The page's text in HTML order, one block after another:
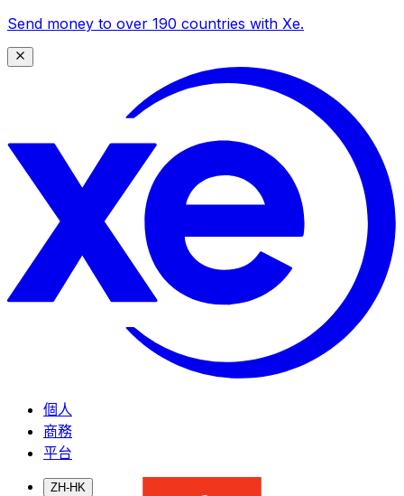
Send money to over 190 countries with Xe.
個人
商務
平台
ZH-HK